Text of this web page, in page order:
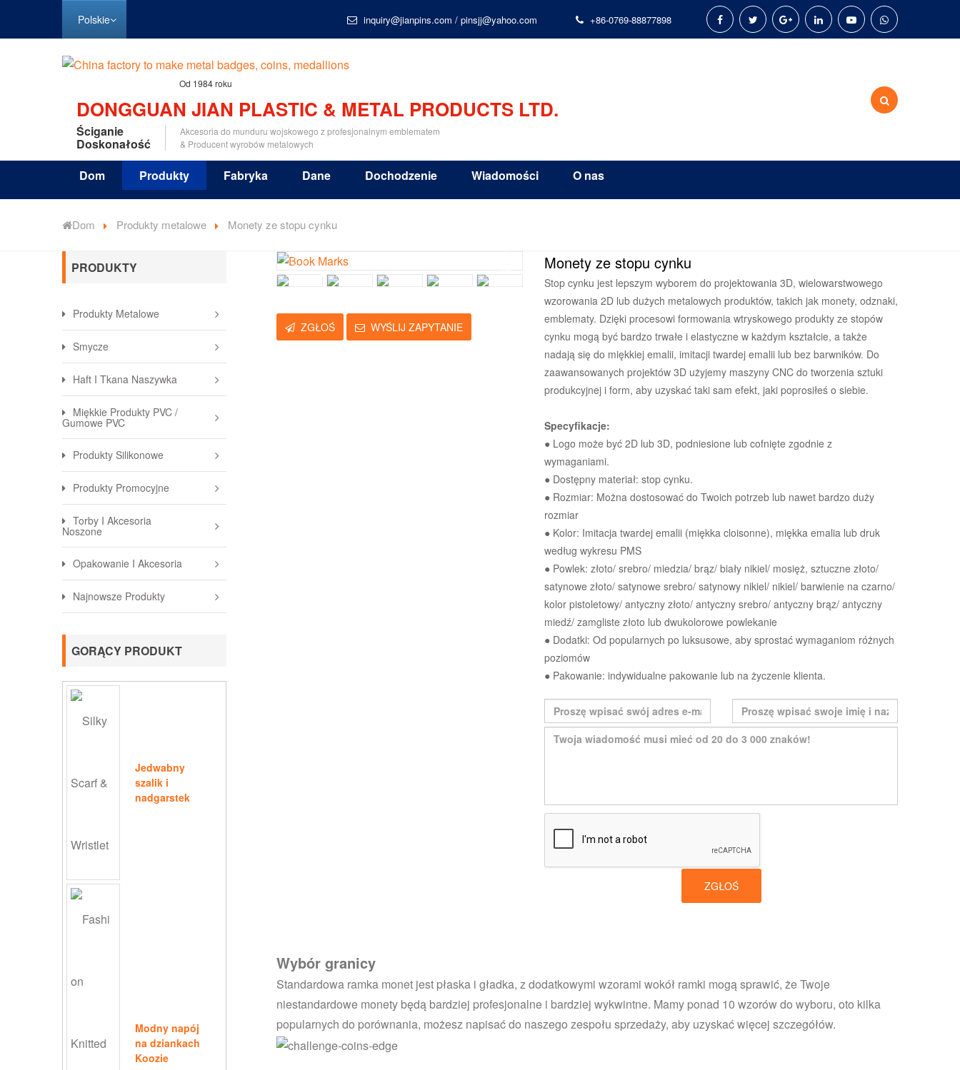
Polskie inquiry@jianpins.com / pinsjj@yahoo.com +86-0769-88877898
Od 1984 roku
DONGGUAN JIAN PLASTIC & METAL PRODUCTS LTD.
Ściganie
Doskonałość
Akcesoria do munduru wojskowego z profesjonalnym emblematem
& Producent wyrobów metalowych
Dom Produkty Fabryka Dane Dochodzenie Wiadomości O nas
Dom Produkty metalowe Monety ze stopu cynku
PRODUKTY
Produkty Metalowe
Smycze
Haft I Tkana Naszywka
Miękkie Produkty PVC /
Gumowe PVC
Produkty Silikonowe
Produkty Promocyjne
Torby I Akcesoria
Noszone
Opakowanie I Akcesoria
Najnowsze Produkty
GORĄCY PRODUKT
Jedwabny
szalik i
nadgarstek
Modny napój
na dziankach
Koozie
ZGŁOŚ WYŚLIJ ZAPYTANIE
Monety ze stopu cynku
Stop cynku jest lepszym wyborem do projektowania 3D, wielowarstwowego
wzorowania 2D lub dużych metalowych produktów, takich jak monety, odznaki,
emblematy. Dzięki procesowi formowania wtryskowego produkty ze stopów
cynku mogą być bardzo trwałe i elastyczne w każdym kształcie, a także
nadają się do miękkiej emalii, imitacji twardej emalii lub bez barwników. Do
zaawansowanych projektów 3D użyjemy maszyny CNC do tworzenia sztuki
produkcyjnej i form, aby uzyskać taki sam efekt, jaki poprosiłeś o siebie.
Specyfikacje:
● Logo może być 2D lub 3D, podniesione lub cofnięte zgodnie z
wymaganiami.
● Dostępny materiał: stop cynku.
● Rozmiar: Można dostosować do Twoich potrzeb lub nawet bardzo duży
rozmiar
● Kolor: Imitacja twardej emalii (miękka cloisonne), miękka emalia lub druk
według wykresu PMS
● Powlek: złoto/ srebro/ miedzia/ brąz/ biały nikiel/ mosięż, sztuczne złoto/
satynowe złoto/ satynowe srebro/ satynowy nikiel/ nikiel/ barwienie na czarno/
kolor pistoletowy/ antyczny złoto/ antyczny srebro/ antyczny brąz/ antyczny
miedź/ zamgliste złoto lub dwukolorowe powlekanie
● Dodatki: Od popularnych po luksusowe, aby sprostać wymaganiom różnych
poziomów
● Pakowanie: indywidualne pakowanie lub na życzenie klienta.
ZGŁOŚ
Wybór granicy
Standardowa ramka monet jest płaska i gładka, z dodatkowymi wzorami wokół ramki mogą sprawić, że Twoje
niestandardowe monety będą bardziej profesjonalne i bardziej wykwintne. Mamy ponad 10 wzorów do wyboru, oto kilka
popularnych do porównania, możesz napisać do naszego zespołu sprzedaży, aby uzyskać więcej szczegółów.